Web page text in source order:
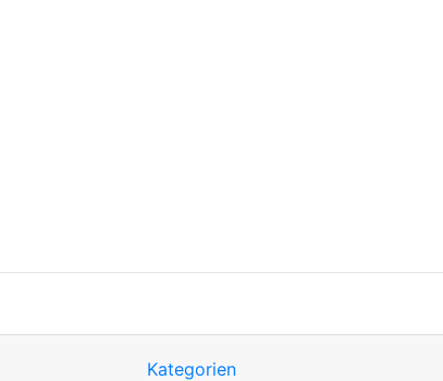
Kategorien